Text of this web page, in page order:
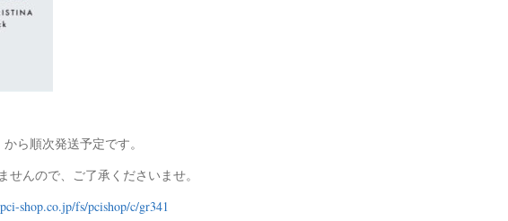
ら順次発送予定です。
んので、ご了承くださいませ。
shop.co.jp/fs/pcishop/c/gr341